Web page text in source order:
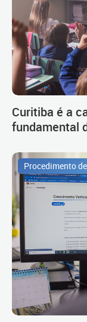
Curitiba é a
fundamental
Procedimento